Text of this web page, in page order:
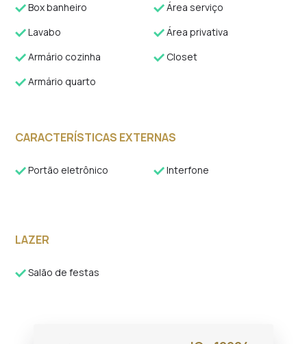
Box banheiro
Área serviço
Lavabo
Área privativa
Armário cozinha
Closet
Armário quarto
CARACTERÍSTICAS EXTERNAS
Portão eletrônico Interfone
LAZER
Salão de festas